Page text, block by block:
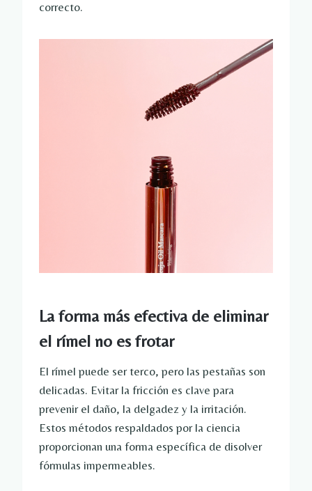
correcto.
La forma más efectiva de eliminar
el rímel no es frotar
El rímel puede ser terco, pero las pestañas son
delicadas. Evitar la fricción es clave para
prevenir el daño, la delgadez y la irritación.
Estos métodos respaldados por la ciencia
proporcionan una forma específica de disolver
fórmulas impermeables.